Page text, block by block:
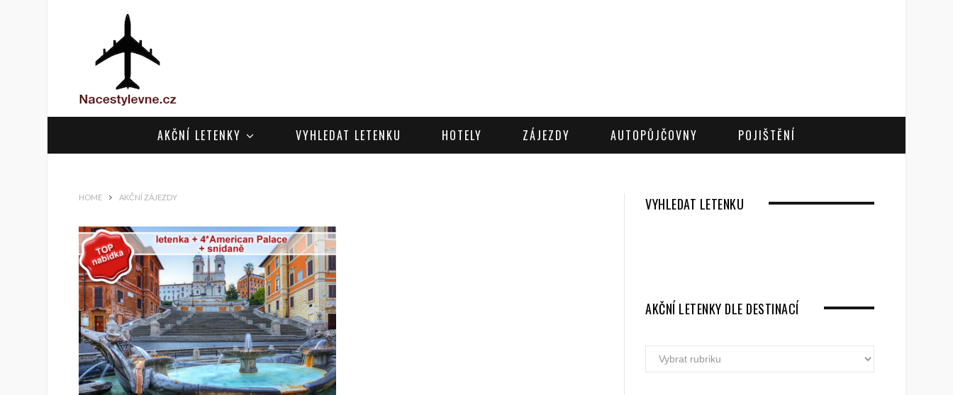
AKČNÍ LETENKY VYHLEDAT LETENKU HOTELY ZÁJEZDY AUTOPŮJČOVNY POJIŠTĚNÍ
HOME AKČNÍ ZÁJEZDY VYHLEDAT LETENKU
AKČNÍ LETENKY DLE DESTINACÍ
Akční
letenky